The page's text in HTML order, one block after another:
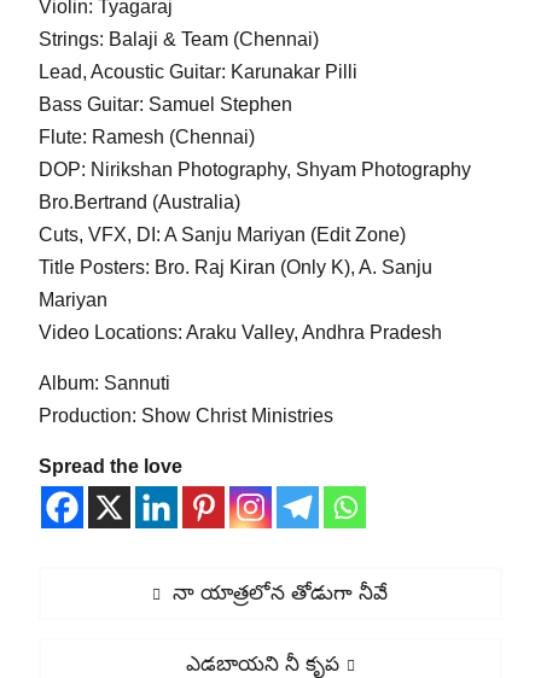
Violin: Tyagaraj
Strings: Balaji & Team (Chennai)
Lead, Acoustic Guitar: Karunakar Pilli
Bass Guitar: Samuel Stephen
Flute: Ramesh (Chennai)
DOP: Nirikshan Photography, Shyam Photography
Bro.Bertrand (Australia)
Cuts, VFX, DI: A Sanju Mariyan (Edit Zone)
Title Posters: Bro. Raj Kiran (Only K), A. Sanju
Mariyan
Video Locations: Araku Valley, Andhra Pradesh
Album: Sannuti
Production: Show Christ Ministries
Spread the love
Previous
నా యాత్రలోన తోడుగా నీవే
Next
ఎడబాయని నీ కృప